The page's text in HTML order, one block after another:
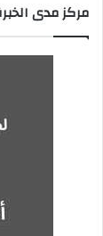
مركز مدى